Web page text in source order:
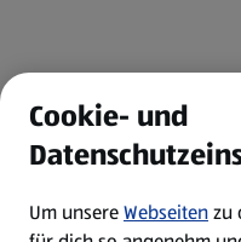
Cookie- und
Um unsereWebseitenzu